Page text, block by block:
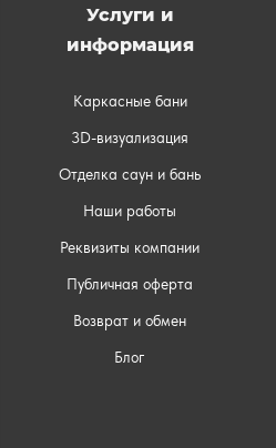
Услуги и
информация
Каркасные бани
3D-визуализация
Отделка саун и бань
Наши работы
Реквизиты компании
Публичная оферта
Возврат и обмен
Блог